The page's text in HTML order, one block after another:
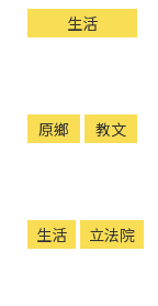
生活
原鄉 教文
生活 立法院